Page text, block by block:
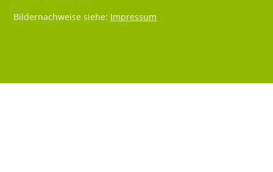
Bildernachweise siehe: Impressum